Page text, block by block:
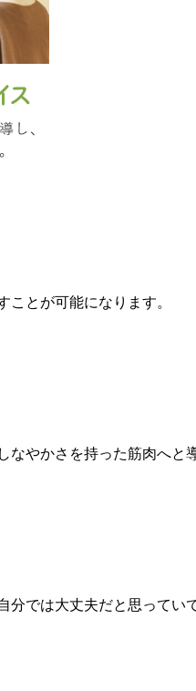
とが可能になります。
やかさを持った筋肉へと
では大丈夫だと思ってい